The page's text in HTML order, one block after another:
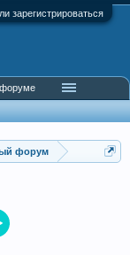
зарегистрироваться
форум